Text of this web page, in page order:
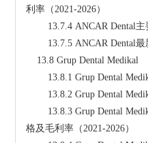
利率（2021-2026）
13.7.4 ANCAR
13.7.5 ANCAR
    13.8 Grup Dental Medikal
13.8.1 Grup Dental
13.8.2 Grup
格及毛利率（2021-2026）